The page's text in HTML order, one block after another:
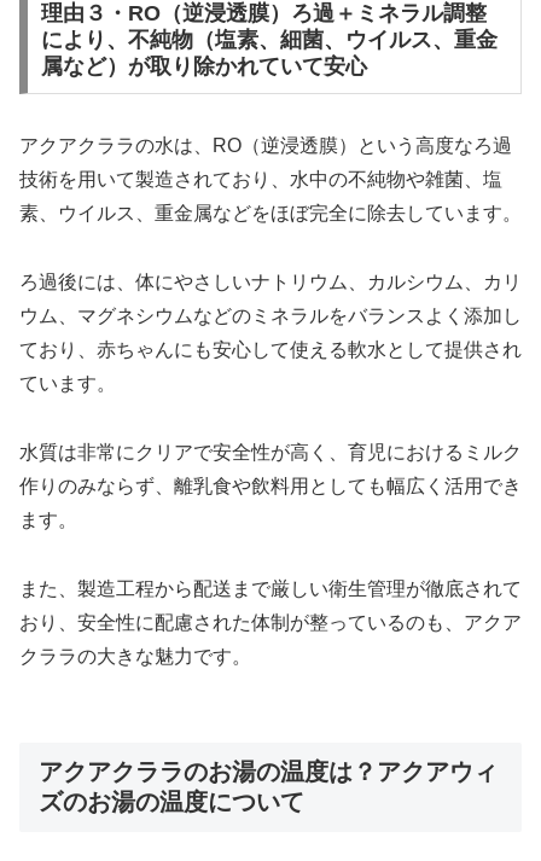
理由３・RO（逆浸透膜）ろ過＋ミネラル調整
により、不純物（塩素、細菌、ウイルス、重金
属など）が取り除かれていて安心
アクアクララの水は、RO（逆浸透膜）という高度なろ過
技術を用いて製造されており、水中の不純物や雑菌、塩
素、ウイルス、重金属などをほぼ完全に除去しています。
ろ過後には、体にやさしいナトリウム、カルシウム、カリ
ウム、マグネシウムなどのミネラルをバランスよく添加し
ており、赤ちゃんにも安心して使える軟水として提供され
ています。
水質は非常にクリアで安全性が高く、育児におけるミルク
作りのみならず、離乳食や飲料用としても幅広く活用でき
ます。
また、製造工程から配送まで厳しい衛生管理が徹底されて
おり、安全性に配慮された体制が整っているのも、アクア
クララの大きな魅力です。
アクアクララのお湯の温度は？アクアウィ
ズのお湯の温度について